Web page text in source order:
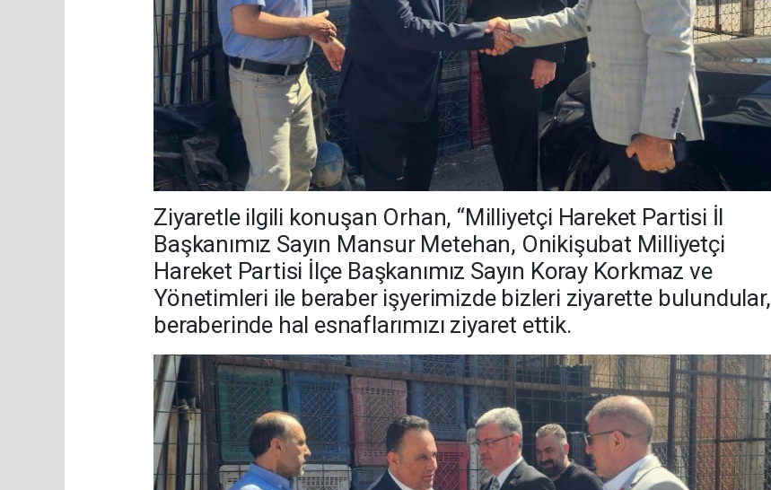
Ziyaretle ilgili konuşan Orhan, “Milliyetçi Hareket Partisi İl
Başkanımız Sayın Mansur Metehan, Onikişubat Milliyetçi
Hareket Partisi İlçe Başkanımız Sayın Koray Korkmaz ve
Yönetimleri ile beraber işyerimizde bizleri ziyarette bulundular,
beraberinde hal esnaflarımızı ziyaret ettik.